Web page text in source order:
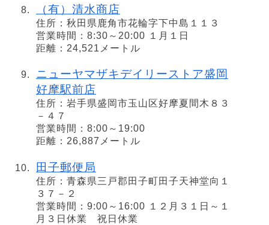
（有）清水商店
住所：秋田県鹿角市花輪字下中島１１３
営業時間：8:30～20:00 １月１日
距離：24,521メートル
ニューヤマザキデイリーストア盛岡
好摩駅前店
住所：岩手県盛岡市玉山区好摩夏間木８３
－４７
営業時間：8:00～19:00
距離：26,887メートル
田子郵便局
住所：青森県三戸郡田子町田子天神堂向１
３７－２
営業時間：9:00～16:00 １２月３１日～１
月３日休業 祝日休業